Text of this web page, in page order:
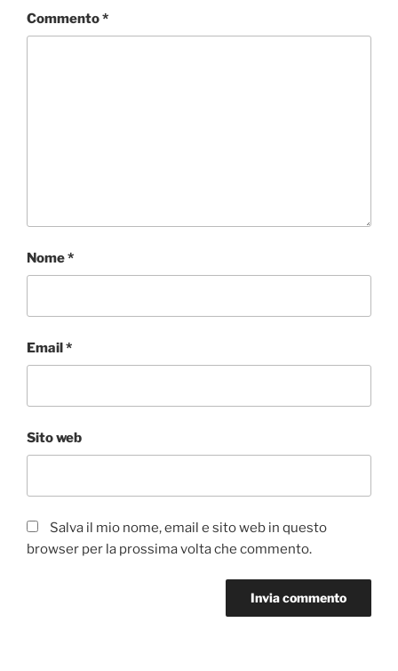
Commento*
Nome*
Email*
Sito web
Salva il mio nome, email e sito web in questo
browser per la prossima volta che commento.